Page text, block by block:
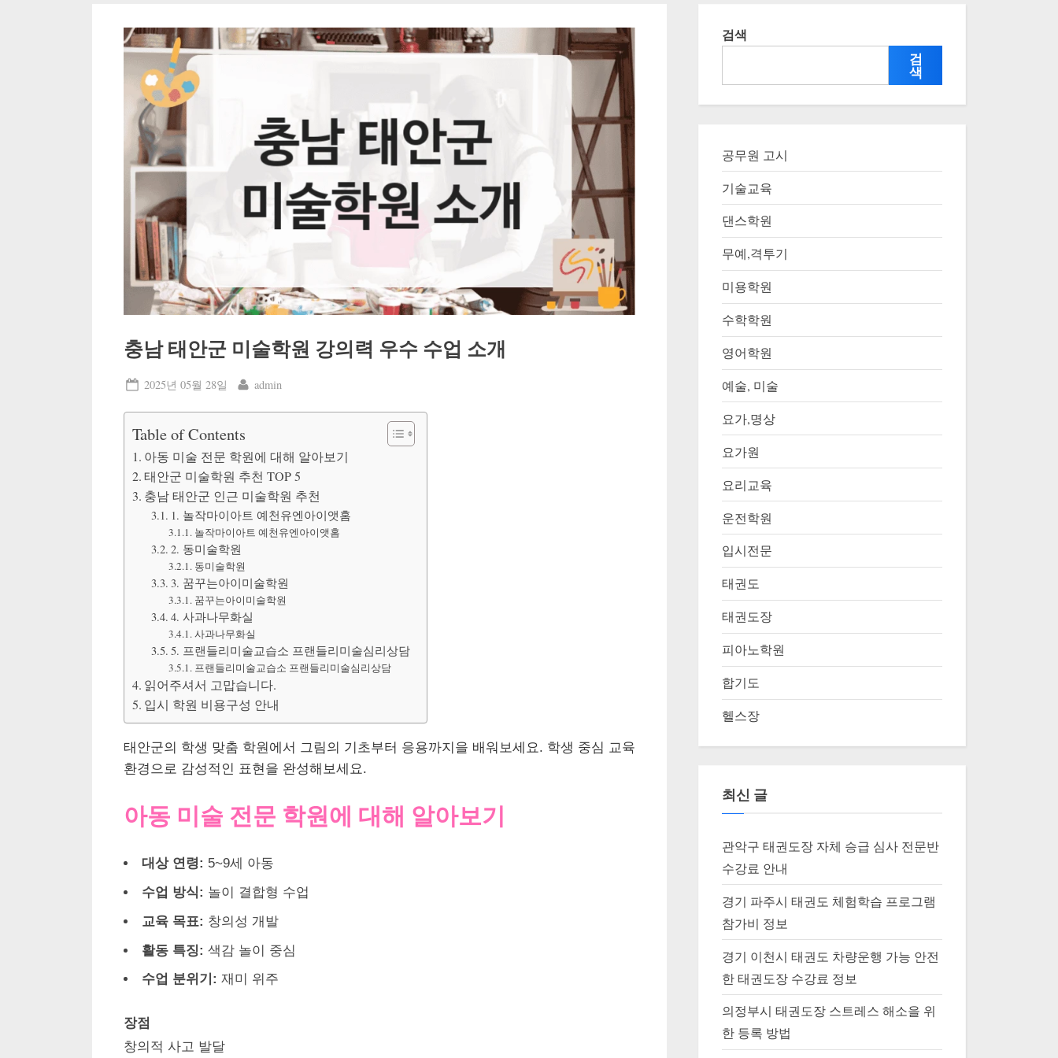
충남 태안군 미술학원 강의력 우수 수업 소개
Posted
2025년 05월 28일 By
admin
Table of Contents
아동 미술 전문 학원에 대해 알아보기
태안군 미술학원 추천 TOP 5
충남 태안군 인근 미술학원 추천
1. 놀작마이아트 예천유엔아이앳홈
놀작마이아트 예천유엔아이앳홈
2. 동미술학원
동미술학원
3. 꿈꾸는아이미술학원
꿈꾸는아이미술학원
4. 사과나무화실
사과나무화실
5. 프랜들리미술교습소 프랜들리미술심리상담
프랜들리미술교습소 프랜들리미술심리상담
읽어주셔서 고맙습니다.
입시 학원 비용구성 안내
태안군의 학생 맞춤 학원에서 그림의 기초부터 응용까지을 배워보세요. 학생 중심 교육
환경으로 감성적인 표현을 완성해보세요.
아동 미술 전문 학원에 대해 알아보기
대상 연령: 5~9세 아동
수업 방식: 놀이 결합형 수업
교육 목표: 창의성 개발
활동 특징: 색감 놀이 중심
수업 분위기: 재미 위주
장점
창의적 사고 발달
검색
검
색
공무원 고시
기술교육
댄스학원
무예,격투기
미용학원
수학학원
영어학원
예술, 미술
요가,명상
요가원
요리교육
운전학원
입시전문
태권도
태권도장
피아노학원
합기도
헬스장
최신 글
관악구 태권도장 자체 승급 심사 전문반
수강료 안내
경기 파주시 태권도 체험학습 프로그램
참가비 정보
경기 이천시 태권도 차량운행 가능 안전
한 태권도장 수강료 정보
의정부시 태권도장 스트레스 해소을 위
한 등록 방법